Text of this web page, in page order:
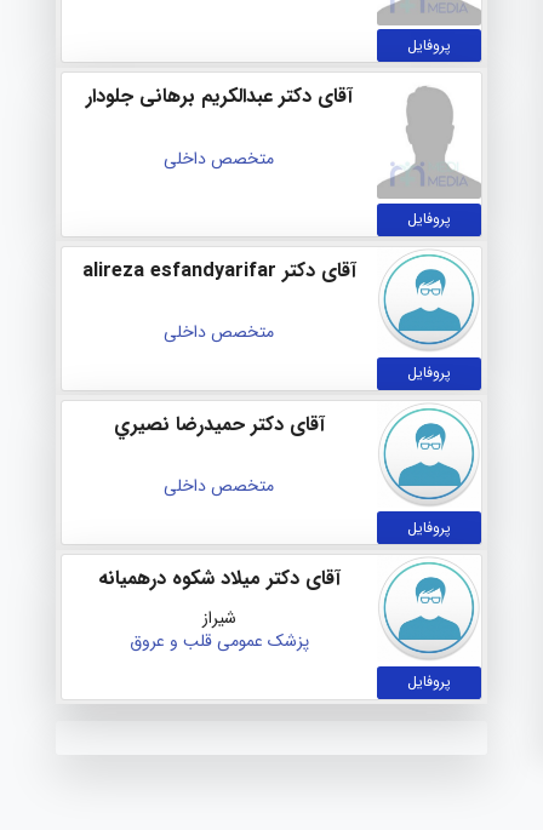
پروفایل
پروفایل
آقای دکتر عبدالکریم برهانی جلودار
متخصص داخلی
پروفایل
آقای دکتر alireza esfandyarifar
متخصص داخلی
پروفایل
آقای دکتر حميدرضا نصيري
متخصص داخلی
پروفایل
آقای دکتر ميلاد شكوه درهميانه
شیراز
پزشک عمومیقلب و عروق